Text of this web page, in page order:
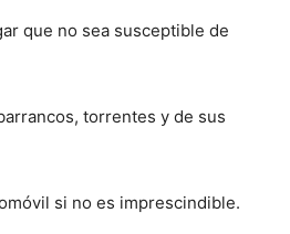
que no sea susceptible de
torrentes y de sus
si no es imprescindible.